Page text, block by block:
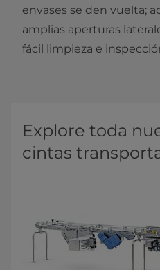
envases se den vuelta;
amplias aperturas
fácil limpieza e
Explore toda
cintas